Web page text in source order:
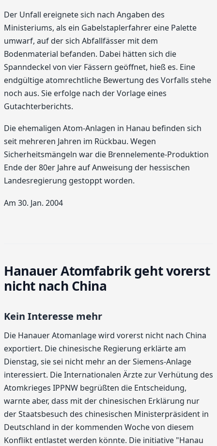
Der Unfall ereignete sich nach Angaben des
Ministeriums, als ein Gabelstaplerfahrer eine Palette
umwarf, auf der sich Abfallfässer mit dem
Bodenmaterial befanden. Dabei hätten sich die
Spanndeckel von vier Fässern geöffnet, hieß es. Eine
endgültige atomrechtliche Bewertung des Vorfalls stehe
noch aus. Sie erfolge nach der Vorlage eines
Gutachterberichts.
Die ehemaligen Atom-Anlagen in Hanau befinden sich
seit mehreren Jahren im Rückbau. Wegen
Sicherheitsmängeln war die Brennelemente-Produktion
Ende der 80er Jahre auf Anweisung der hessischen
Landesregierung gestoppt worden.
Am 30. Jan. 2004
Hanauer Atomfabrik geht vorerst
nicht nach China
Kein Interesse mehr
Die Hanauer Atomanlage wird vorerst nicht nach China
exportiert. Die chinesische Regierung erklärte am
Dienstag, sie sei nicht mehr an der Siemens-Anlage
interessiert. Die Internationalen Ärzte zur Verhütung des
Atomkrieges IPPNW begrüßten die Entscheidung,
warnte aber, dass mit der chinesischen Erklärung nur
der Staatsbesuch des chinesischen Ministerpräsident in
Deutschland in der kommenden Woche von diesem
Konflikt entlastet werden könnte. Die initiative "Hanau